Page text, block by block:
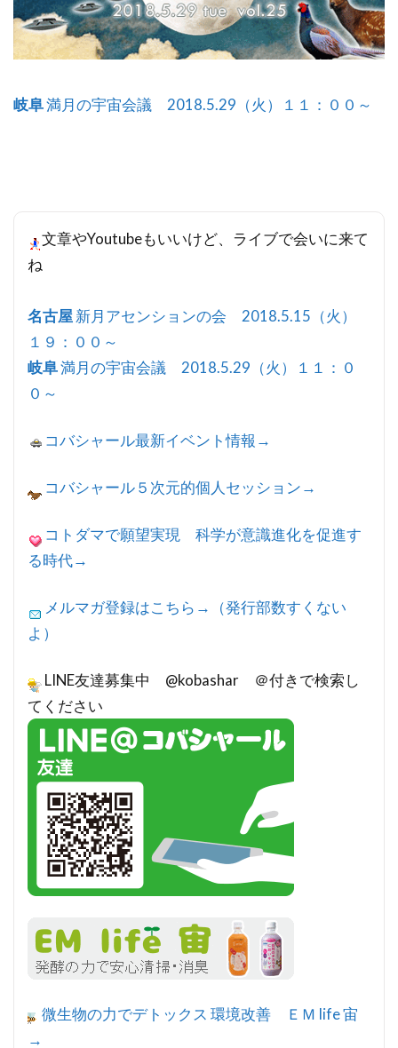
岐阜満月の宇宙会議 2018.5.29（火）１１：００～
文章やYoutubeもいいけど、ライブで会いに来て
ね
名古屋新月アセンションの会 2018.5.15（火）
１９：００～
岐阜満月の宇宙会議 2018.5.29（火）１１：０
０～
コバシャール最新イベント情報→
コバシャール５次元的個人セッション→
コトダマで願望実現 科学が意識進化を促進す
る時代→
メルマガ登録はこちら→（発行部数すくない
よ）
LINE友達募集中 @kobashar ＠付きで検索し
てください
微生物の力でデトックス 環境改善 ＥＭ life 宙
→